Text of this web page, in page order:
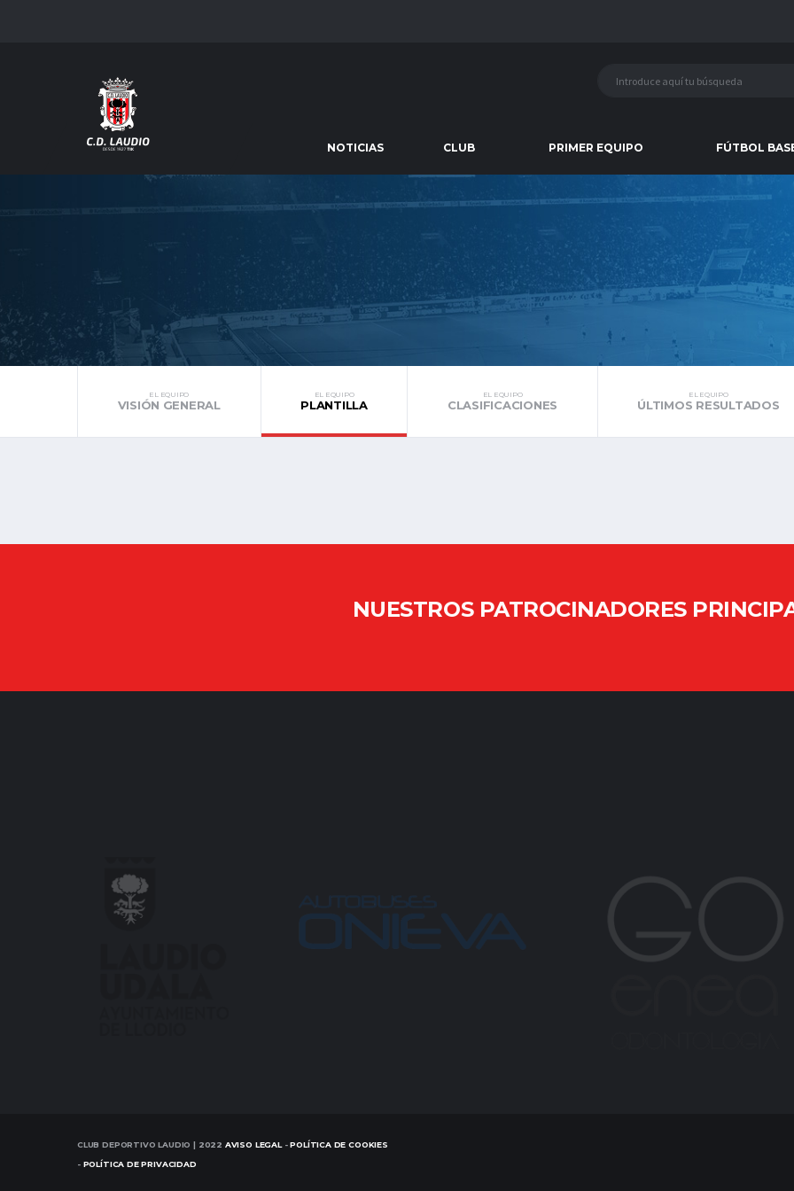
NOTICIAS CLUB PRIMER EQUIPO FÚTBOL
EL EQUIPO
VISIÓN GENERAL
EL EQUIPO
PLANTILLA
EL EQUIPO
CLASIFICACIONES
EL EQUIPO
ÚLTIMOS RESULTADOS
NUESTROS PATROCINADORES
CLUB DEPORTIVO LAUDIO | 2022 AVISO LEGAL-POLÍTICA DE COOKIES
- POLÍTICA DE PRIVACIDAD